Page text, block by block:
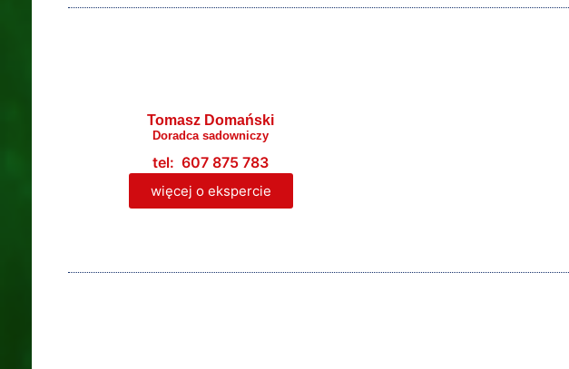
Tomasz Domański
Doradca sadowniczy
tel: 607 875 783
więcej o ekspercie